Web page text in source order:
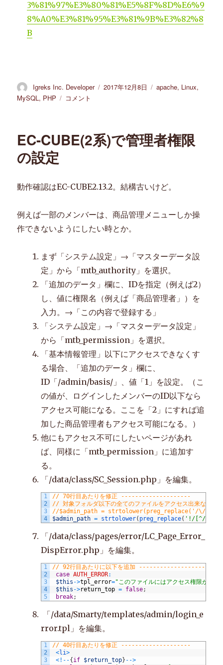
3%81%97%E3%80%81%E5%8F%8D%E6%9
8%A0%E3%81%95%E3%81%9B%E3%82%8
B
投
稿
Igreks Inc. Developer
投
2017年12月8日
カ
apache, Linux,
MySQL, PHP
phpmyadmin
な
の
フ
イ
ル
を
ン
ポ
ー
ト
す
に
コメント
EC-CUBE(2系)で管理者権限
の設定
動作確認はEC-CUBE2.13.2。結構古いけど。
例えば一部のメンバーは、商品管理メニューしか操
作できないようにしたい時とか。
まず「システム設定」→「マスターデータ設
定」から「mtb_authority」を選択。
「追加のデータ」欄に、IDを指定（例えば2）
し、値に権限名（例えば「商品管理者」）を
入力。→「この内容で登録する」
「システム設定」→「マスターデータ設定」
から「mtb_permission」を選択。
「基本情報管理」以下にアクセスできなくす
る場合、「追加のデータ」欄に、
ID「/admin/basis/」、値「1」を設定。（こ
の値が、ログインしたメンバーのID以下なら
アクセス可能になる。ここを「2」にすれば追
加した商品管理者もアクセス可能になる。）
他にもアクセス不可にしたいページがあれ
ば、同様に「mtb_permission」に追加す
る。
「/data/class/SC_Session.php」を編集。
1
2
3
4
// 70行目あたりを修正 --------------------
// 対象フォルダ以下の全てのファイルをアクセス出来ないよ
//$admin_path = strtolower(preg_replace('/\/+/', '/
$admin_path = strtolower( preg_replace( '!/[^/]*$!'
「/data/class/pages/error/LC_Page_Error_
DispError.php」を編集。
1
2
3
4
5
// 92行目あたりに以下を追加 --------------------
case AUTH_ERROR:
$this ->tpl_error="このファイルにはアクセス権限があ
$this ->return_top = false;
break;
「/data/Smarty/templates/admin/login_e
rror.tpl」を編集。
1
2
3
// 40行目あたりを修正 --------------------
<li>
< ! --{ if $return_top} -->